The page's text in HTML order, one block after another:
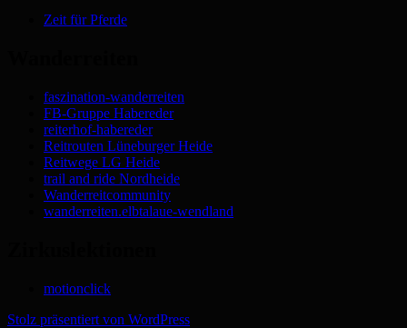
Zeit für Pferde
faszination-wanderreiten
FB-Gruppe Habereder
reiterhof-habereder
Reitrouten Lüneburger Heide
Reitwege LG Heide
trail and ride Nordheide
Wanderreitcommunity
wanderreiten.elbtalaue-wendland
motionclick
Stolz präsentiert von WordPress